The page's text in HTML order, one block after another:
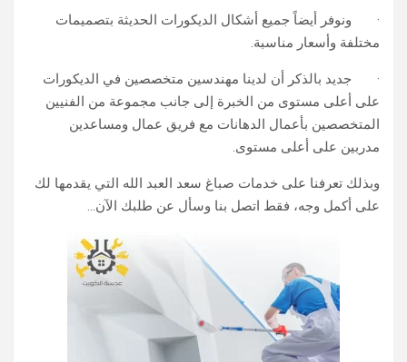
· ونوفر أيضاً جميع أشكال الديكورات الحديثة بتصميمات
مختلفة وأسعار مناسبة.
· جديد بالذكر أن لدينا مهندسين متخصصين في الديكورات
على أعلى مستوى من الخبرة إلى جانب مجموعة من الفنيين
المتخصصين بأعمال الدهانات مع فريق عمال ومساعدين
مدربين على أعلى مستوى.
وبذلك تعرفنا على خدمات صباغ سعد العبد الله التي يقدمها لك
على أكمل وجه، فقط اتصل بنا وسأل عن طلبك الآن…